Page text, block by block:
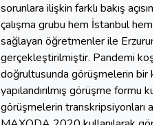
sorunlara ilişkin farklı bakış
çalışma grubu hem İstanbul hem
sağlayan öğretmenler ile
gerçekleştirilmiştir. Pandemi
doğrultusunda görüşmelerin bir
yapılandırılmış görüşme formu
görüşmelerin transkripsiyonları